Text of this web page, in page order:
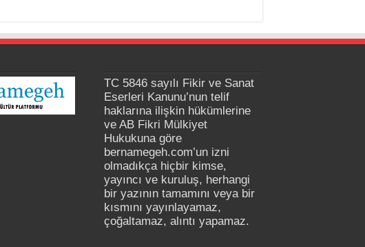
TC 5846 sayılı Fikir ve Sanat
Eserleri Kanunu’nun telif
haklarına ilişkin hükümlerine
ve AB Fikri Mülkiyet
Hukukuna göre
bernamegeh.com’un izni
olmadıkça hiçbir kimse,
yayıncı ve kuruluş, herhangi
bir yazının tamamını veya bir
kısmını yayınlayamaz,
çoğaltamaz, alıntı yapamaz.